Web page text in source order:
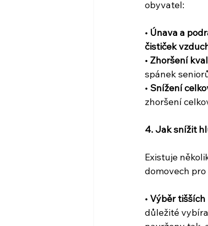
obyvatel:
• Únava a
čističek
• Zhoršení
spánek
• Snížení
zhoršení
4. Jak snížit
Existuje
domovech pro
• Výběr tišších
důležité